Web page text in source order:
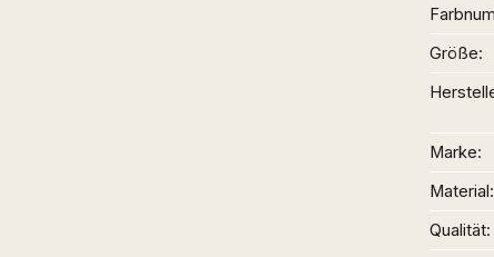
Größe
Marke
Material
Qualität